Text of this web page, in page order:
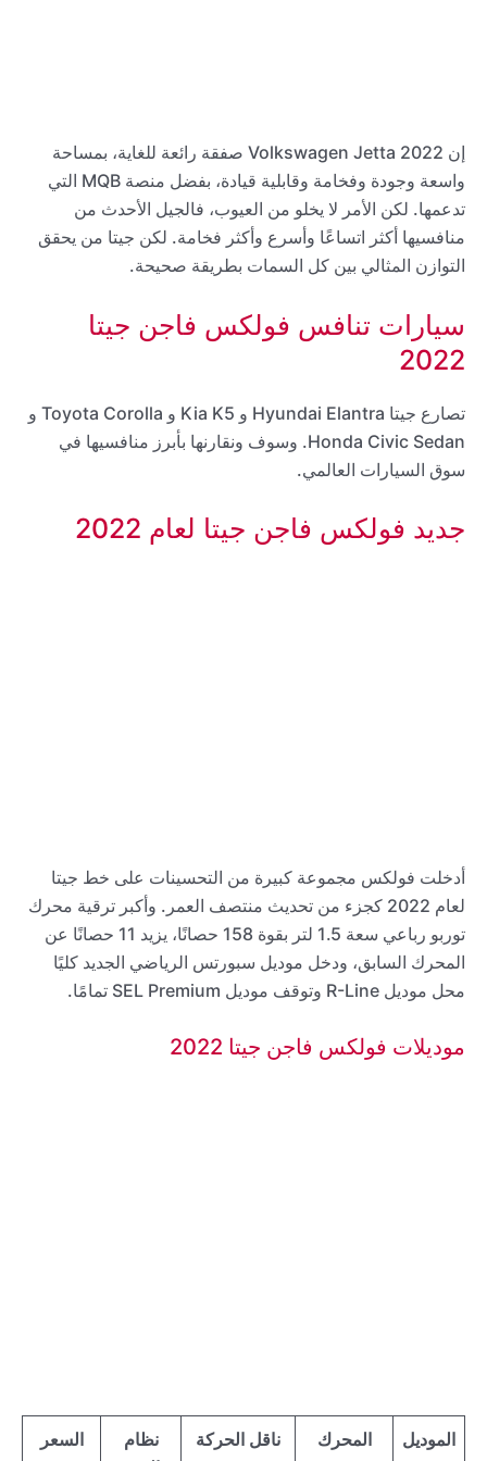
إن 2022 Volkswagen Jetta صفقة رائعة للغاية، بمساحة
واسعة وجودة وفخامة وقابلية قيادة، بفضل منصة MQB التي
تدعمها. لكن الأمر لا يخلو من العيوب، فالجيل الأحدث من
منافسيها أكثر اتساعًا وأسرع وأكثر فخامة. لكن جيتا من يحقق
التوازن المثالي بين كل السمات بطريقة صحيحة.
سيارات تنافس فولكس فاجن جيتا
2022
تصارع جيتا Hyundai Elantra و Kia K5 و Toyota Corolla و
Honda Civic Sedan. وسوف ونقارنها بأبرز منافسيها في
سوق السيارات العالمي.
جديد فولكس فاجن جيتا لعام 2022
أدخلت فولكس مجموعة كبيرة من التحسينات على خط جيتا
لعام 2022 كجزء من تحديث منتصف العمر. وأكبر ترقية محرك
توربو رباعي سعة 1.5 لتر بقوة 158 حصانًا، يزيد 11 حصانًا عن
المحرك السابق، ودخل موديل سبورتس الرياضي الجديد كليًا
محل موديل R-Line وتوقف موديل SEL Premium تمامًا.
موديلات فولكس فاجن جيتا 2022
الموديل المحرك ناقل الحركة
نظام
السعر